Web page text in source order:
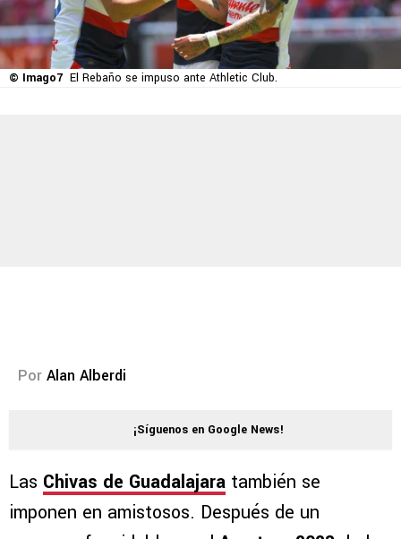
© Imago7 El Rebaño se impuso ante Athletic Club.
Por Alan Alberdi
¡Síguenos en Google News!
Las Chivas de Guadalajara también se
imponen en amistosos. Después de un